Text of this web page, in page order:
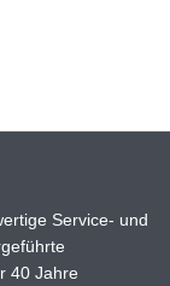
Service- und
40 Jahre